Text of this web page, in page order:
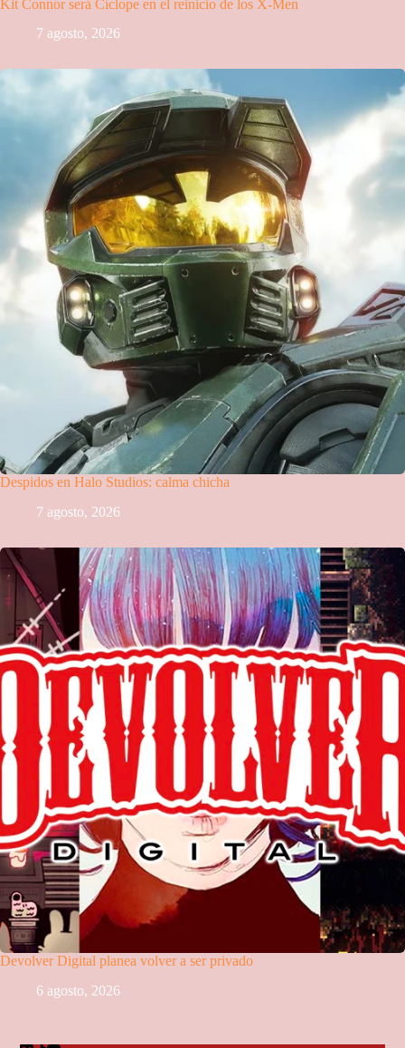
Kit Connor será Cíclope en el reinicio de los X-Men
7 agosto, 2026
Despidos en Halo Studios: calma chicha
7 agosto, 2026
Devolver Digital planea volver a ser privado
6 agosto, 2026